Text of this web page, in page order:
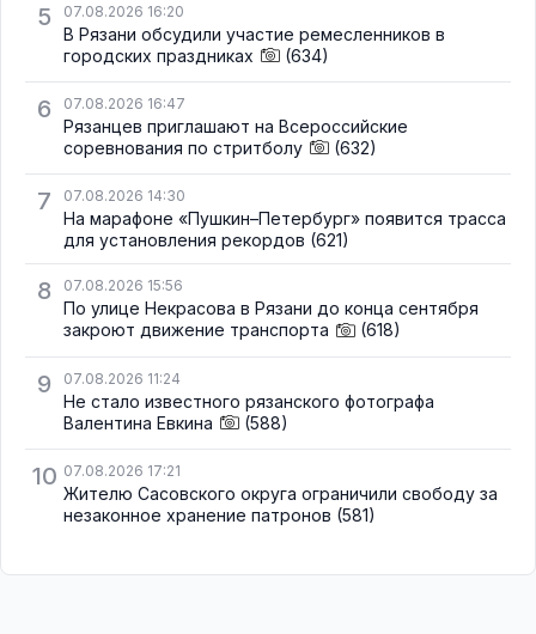
5 07.08.2026 16:20
В Рязани обсудили участие ремесленников в
городских праздниках
(634)
6 07.08.2026 16:47
Рязанцев приглашают на Всероссийские
соревнования по стритболу
(632)
7 07.08.2026 14:30
На марафоне «Пушкин–Петербург» появится трасса
для установления рекордов (621)
8 07.08.2026 15:56
По улице Некрасова в Рязани до конца сентября
закроют движение транспорта
(618)
9 07.08.2026 11:24
Не стало известного рязанского фотографа
Валентина Евкина
(588)
10 07.08.2026 17:21
Жителю Сасовского округа ограничили свободу за
незаконное хранение патронов (581)